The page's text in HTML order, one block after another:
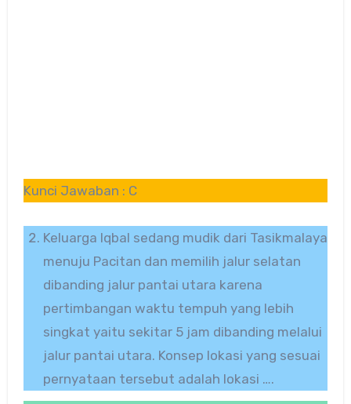
Kunci Jawaban : C
Keluarga Iqbal sedang mudik dari Tasikmalaya
menuju Pacitan dan memilih jalur selatan
dibanding jalur pantai utara karena
pertimbangan waktu tempuh yang lebih
singkat yaitu sekitar 5 jam dibanding melalui
jalur pantai utara. Konsep lokasi yang sesuai
pernyataan tersebut adalah lokasi ….